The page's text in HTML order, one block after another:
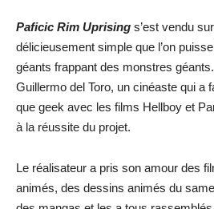
Paficic Rim Uprising s’est vendu
délicieusement simple que l’on
géants frappant des monstres
Guillermo del Toro, un cinéaste qui a
que geek avec les films Hellboy et
à la réussite du projet.
Le réalisateur a pris son amour des
animés, des dessins animés du